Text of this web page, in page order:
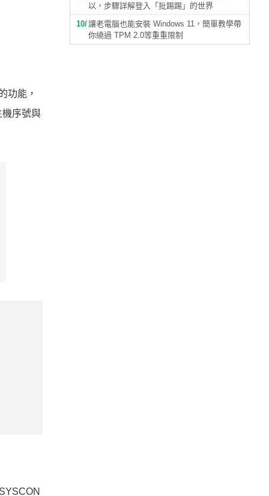
功能，
機序號與
以，步驟詳解登入「批踢踢」的世界
10 讓老電腦也能安裝 Windows 11，簡單教學帶
你繞過 TPM 2.0等重重限制